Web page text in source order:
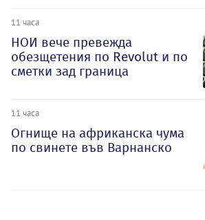
11 часа
НОИ вече превежда
обезщетения по Revolut и по
сметки зад граница
11 часа
Огнище на африканска чума
по свинете във Варнанско